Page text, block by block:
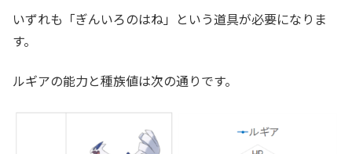
いずれも「ぎんいろのはね」という道具が必要になりま
す。
ルギアの能力と種族値は次の通りです。